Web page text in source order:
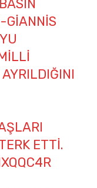
GIANNIS
ETTI.